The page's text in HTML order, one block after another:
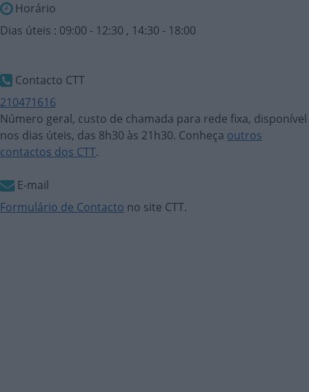
Horário
Dias úteis : 09:00 - 12:30 , 14:30 - 18:00
Contacto CTT
210471616
Número geral, custo de chamada para rede fixa, disponível
nos dias úteis, das 8h30 às 21h30. Conheça outros
contactos dos CTT.
E-mail
Formulário de Contacto no site CTT.